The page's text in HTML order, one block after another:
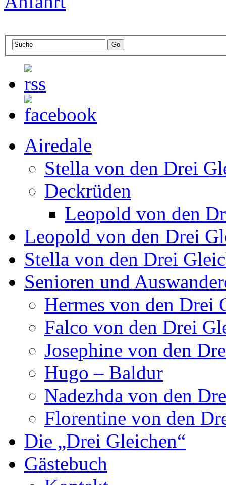
Airedale
Stella von den Drei
Deckrüden
Leopold von den
Leopold von den Drei
Stella von den Drei
Senioren und
Hermes von den Drei
Falco von den Drei
Josephine von den
Hugo – Baldur
Nadezhda von den
Florentine von den
Die „Drei Gleichen“
Gästebuch